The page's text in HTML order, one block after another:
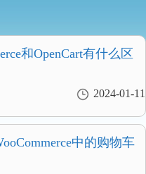
和OpenCart有什么区
2024-01-11
中的购物车